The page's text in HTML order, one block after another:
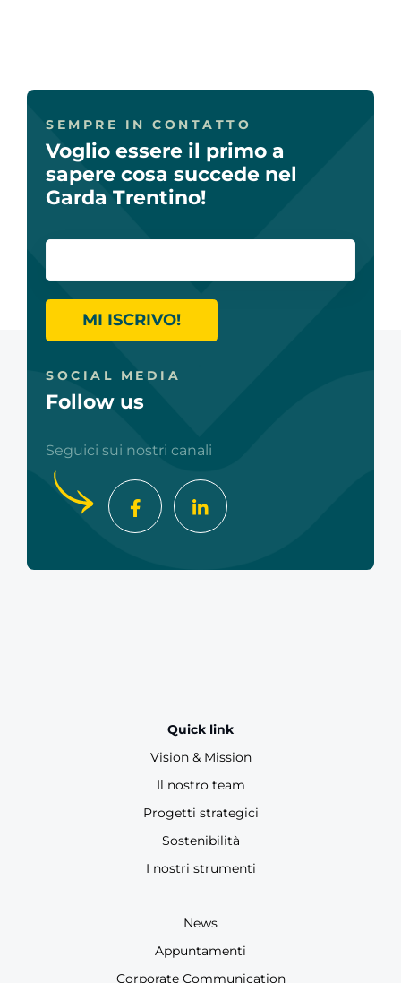
SEMPRE IN CONTATTO
Voglio essere il primo a
sapere cosa succede nel
Garda Trentino!
MI ISCRIVO!
SOCIAL MEDIA
Follow us
Seguici sui nostri canali
Quick link
Vision & Mission
Il nostro team
Progetti strategici
Sostenibilità
I nostri strumenti
News
Appuntamenti
Corporate Communication